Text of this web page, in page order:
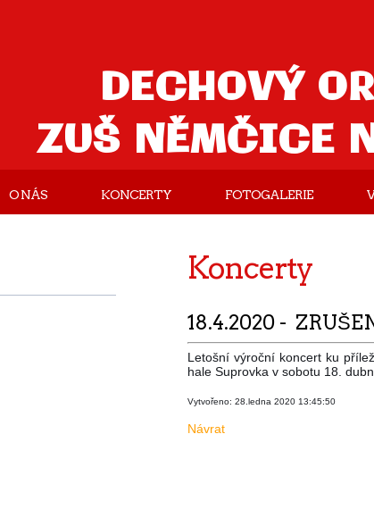
DECHOVÝ
ZUŠ NĚMČICE
O NÁS KONCERTY FOTOGALERIE
Koncerty
18.4.2020 -
Letošní výroční koncert ku
hale Suprovka v sobotu 18.
Vytvořeno: 28.ledna 2020 13:45:50
Návrat